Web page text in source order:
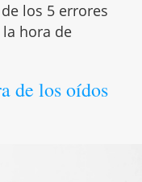
los 5 errores
hora de
de los oídos